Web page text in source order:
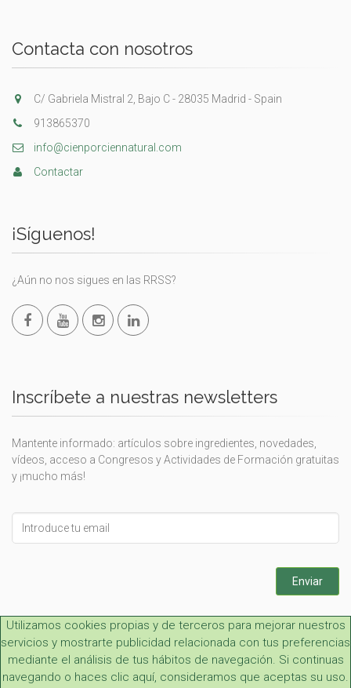
Contacta con nosotros
C/ Gabriela Mistral 2, Bajo C - 28035 Madrid - Spain
913865370
info@cienporciennatural.com
Contactar
¡Síguenos!
¿Aún no nos sigues en las RRSS?
Inscríbete a nuestras newsletters
Mantente informado: artículos sobre ingredientes, novedades,
vídeos, acceso a Congresos y Actividades de Formación gratuitas
y ¡mucho más!
this
field
Enviar
Utilizamos cookies propias y de terceros para mejorar nuestros
servicios y mostrarte publicidad relacionada con tus preferencias
mediante el análisis de tus hábitos de navegación. Si continuas
navegando o haces clic aquí, consideramos que aceptas su uso.